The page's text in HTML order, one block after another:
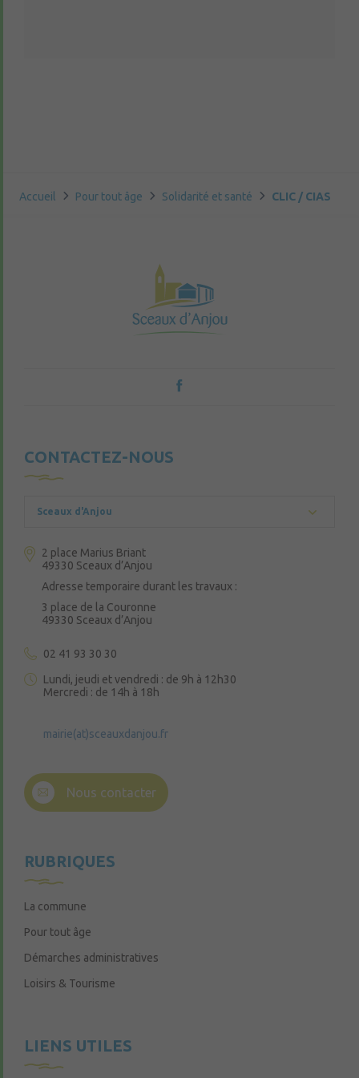
Accueil Pour tout âge Solidarité et santé CLIC / CIAS
CONTACTEZ-NOUS
Sceaux d'Anjou
2 place Marius Briant
49330 Sceaux d’Anjou
Adresse temporaire durant les travaux :
3 place de la Couronne
49330 Sceaux d’Anjou
02 41 93 30 30
Lundi, jeudi et vendredi : de 9h à 12h30
Mercredi : de 14h à 18h
mairie(at)sceauxdanjou.fr
Nous contacter
RUBRIQUES
La commune
Pour tout âge
Démarches administratives
Loisirs & Tourisme
LIENS UTILES